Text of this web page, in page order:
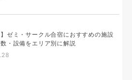
】ゼミ・サークル合宿におすすめの施設
・設備をエリア別に解説